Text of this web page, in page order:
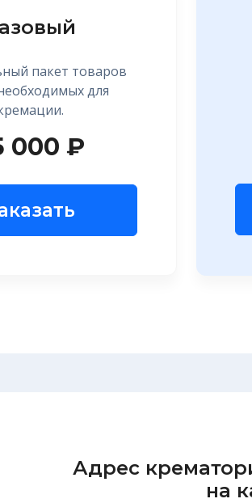
пакет товаров
для
000 ₽
Адрес
на